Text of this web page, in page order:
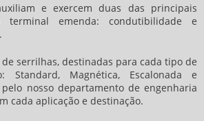
e exercem duas das principais
emenda: condutibilidade e
serrilhas, destinadas para cada tipo de
Standard, Magnética, Escalonada e
nosso departamento de engenharia
cada aplicação e destinação.